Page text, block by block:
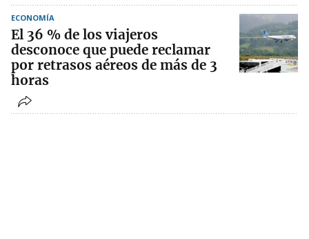
ECONOMÍA
El 36 % de los viajeros
desconoce que puede reclamar
por retrasos aéreos de más de 3
horas